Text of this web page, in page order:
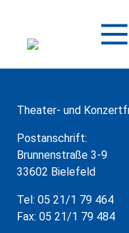
springen
Theater- und
Postanschrift:
Brunnenstraße 3-9
33602 Bielefeld
Tel: 05 21/1 79 464
Fax: 05 21/1 79 484